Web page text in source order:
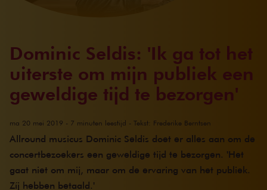
Dominic Seldis: 'Ik ga tot het
uiterste om mijn publiek een
geweldige tijd te bezorgen'
ma 20 mei 2019 - 7 minuten leestijd - Tekst: Frederike Berntsen
Allround musicus Dominic Seldis doet er alles aan om de
concertbezoekers een geweldige tijd te bezorgen. 'Het
gaat niet om mij, maar om de ervaring van het publiek.
Zíj hebben betaald.'